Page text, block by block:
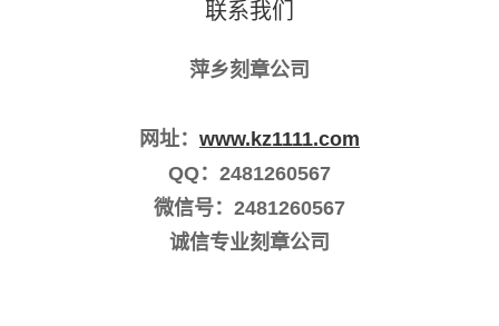
联系我们
萍乡刻章公司
网址： www.kz1111.com
QQ：2481260567
微信号：2481260567
诚信专业刻章公司